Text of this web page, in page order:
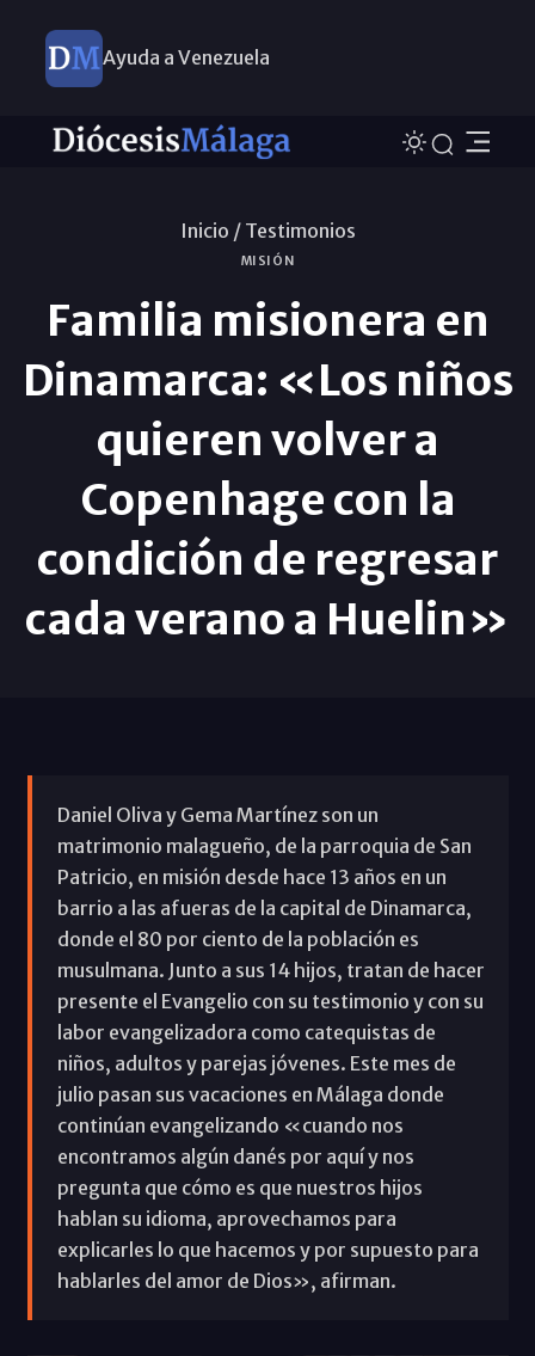
Ayuda a Venezuela
Inicio / Testimonios
MISIÓN
Familia misionera en
Dinamarca: «Los niños
quieren volver a
Copenhage con la
condición de regresar
cada verano a Huelin»
Daniel Oliva y Gema Martínez son un
matrimonio malagueño, de la parroquia de San
Patricio, en misión desde hace 13 años en un
barrio a las afueras de la capital de Dinamarca,
donde el 80 por ciento de la población es
musulmana. Junto a sus 14 hijos, tratan de hacer
presente el Evangelio con su testimonio y con su
labor evangelizadora como catequistas de
niños, adultos y parejas jóvenes. Este mes de
julio pasan sus vacaciones en Málaga donde
continúan evangelizando «cuando nos
encontramos algún danés por aquí y nos
pregunta que cómo es que nuestros hijos
hablan su idioma, aprovechamos para
explicarles lo que hacemos y por supuesto para
hablarles del amor de Dios», afirman.